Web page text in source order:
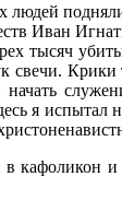
Иван
тысяч
свечи.
начать
я
и